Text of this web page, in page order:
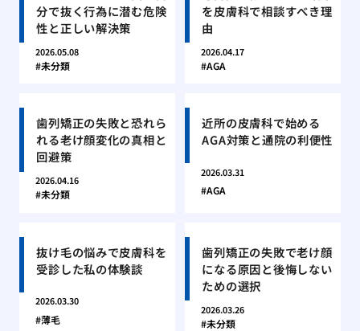
分で抜く行為に潜む危険
性と正しい解決策
2026.05.08
未分類
を皮膚科で相談すべき理
由
2026.04.17
AGA
歯列矯正の失敗と恐れら
れる老け顔変化の真相と
回避策
2026.04.16
未分類
近所の皮膚科で始める
AGA対策と通院の利便性
2026.03.31
AGA
抜け毛の悩みで皮膚科を
受診した私の体験談
2026.03.30
薄毛
歯列矯正の失敗で老け顔
になる原因と後悔しない
ための選択
2026.03.26
未分類